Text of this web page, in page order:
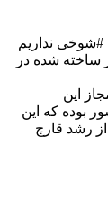
#شوخی نداریم
ساخته شده در
این
بوده که این
رشد قارچ